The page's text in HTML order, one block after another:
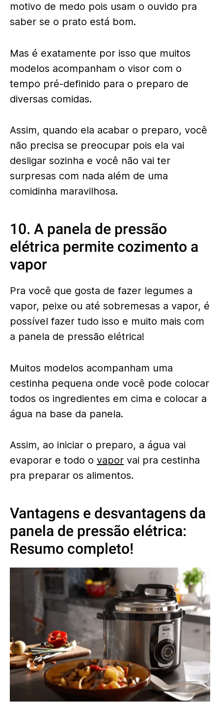
motivo de medo pois usam o ouvido pra
saber se o prato está bom.
Mas é exatamente por isso que muitos
modelos acompanham o visor com o
tempo pré-definido para o preparo de
diversas comidas.
Assim, quando ela acabar o preparo, você
não precisa se preocupar pois ela vai
desligar sozinha e você não vai ter
surpresas com nada além de uma
comidinha maravilhosa.
10. A panela de pressão
elétrica permite cozimento a
vapor
Pra você que gosta de fazer legumes a
vapor, peixe ou até sobremesas a vapor, é
possível fazer tudo isso e muito mais com
a panela de pressão elétrica!
Muitos modelos acompanham uma
cestinha pequena onde você pode colocar
todos os ingredientes em cima e colocar a
água na base da panela.
Assim, ao iniciar o preparo, a água vai
evaporar e todo o vapor vai pra cestinha
pra preparar os alimentos.
Vantagens e desvantagens da
panela de pressão elétrica:
Resumo completo!